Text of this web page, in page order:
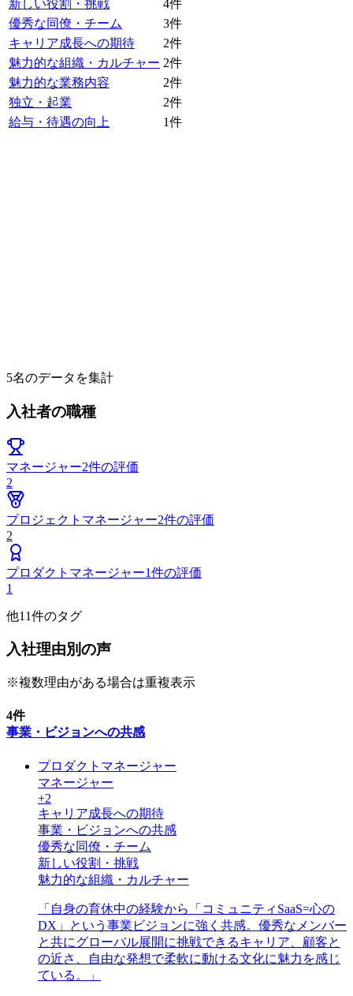
新しい役割・挑戦 4件
優秀な同僚・チーム
3件
キャリア成長への期待
2件
魅力的な組織・カルチャー 2件
魅力的な業務内容
2件
独立・起業
2件
給与・待遇の向上
1件
5名のデータを集計
入社者の職種
マネージャー2件の評価
2
プロジェクトマネージャー2件の評価
2
プロダクトマネージャー1件の評価
1
他11件のタグ
入社理由別の声
※複数理由がある場合は重複表示
4件
事業・ビジョンへの共感
プロダクトマネージャー
マネージャー
+2
キャリア成長への期待
事業・ビジョンへの共感
優秀な同僚・チーム
新しい役割・挑戦
魅力的な組織・カルチャー
「 自身の育休中の経験から「コミュニティSaaS=心の
DX」という事業ビジョンに強く共感。優秀なメンバー
と共にグローバル展開に挑戦できるキャリア、顧客と
の近さ、自由な発想で柔軟に動ける文化に魅力を感じ
ている。
」